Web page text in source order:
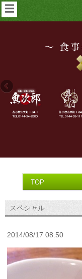
☰
スペシャル
2014/08/17 08:50